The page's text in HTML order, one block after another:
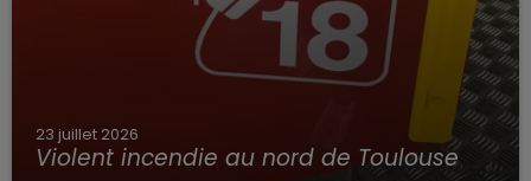
23 juillet 2026
Violent incendie au nord de Toulouse